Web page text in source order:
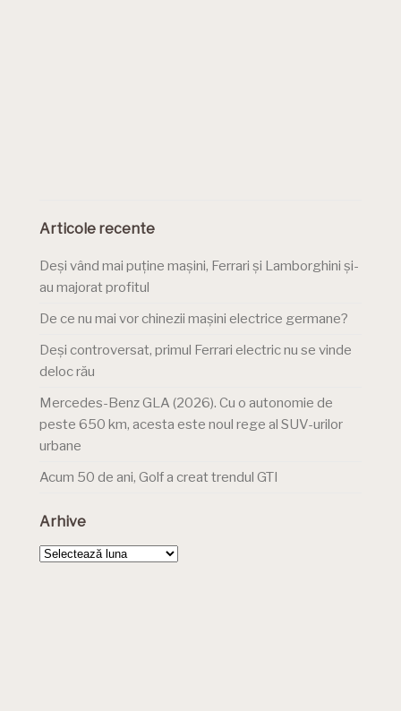
Articole recente
Deși vând mai puține mașini, Ferrari și Lamborghini și-
au majorat profitul
De ce nu mai vor chinezii mașini electrice germane?
Deși controversat, primul Ferrari electric nu se vinde
deloc rău
Mercedes-Benz GLA (2026). Cu o autonomie de
peste 650 km, acesta este noul rege al SUV-urilor
urbane
Acum 50 de ani, Golf a creat trendul GTI
Arhive
Arhive